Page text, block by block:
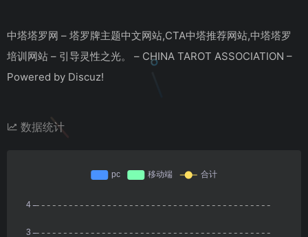
中塔塔罗网 – 塔罗牌主题中文网站,CTA中塔推荐网站,中塔塔罗
培训网站 – 引导灵性之光。 – CHINA TAROT ASSOCIATION –
Powered by Discuz!
数据统计